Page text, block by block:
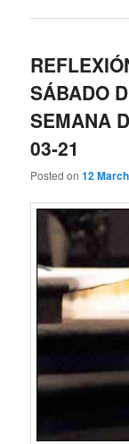
SÁBADO
SEMANA
03-21
Posted on12